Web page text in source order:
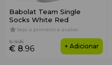
Babolat Team Single
Socks White Red
Seja o primeiro a avaliar
€ 8.96
€ 9.95
+ Adicionar